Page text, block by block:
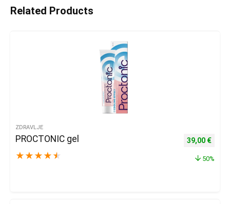
Related Products
ZDRAVLJE
PROCTONIC gel
★ ★ ★ ★ ★
Izvorna
39,00 €
50%